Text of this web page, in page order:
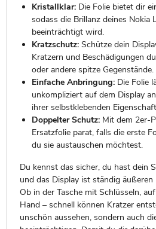
Kristallklar:Die Folie bietet dir
sodass die Brillanz deines Nokia
beeinträchtigt wird.
Kratzschutz:Schütze dein
Kratzern und Beschädigungen
oder andere spitze Gegenstände.
Einfache Anbringung:Die Folie
unkompliziert auf dem Display
ihrer selbstklebenden
Doppelter Schutz:Mit dem 2er-
Ersatzfolie parat, falls die erste
du sie austauschen möchtest.
Du kennst das sicher, du hast dein
und das Display ist ständig
Ob in der Tasche mit Schlüsseln,
Hand – schnell können Kratzer
unschön aussehen, sondern auch